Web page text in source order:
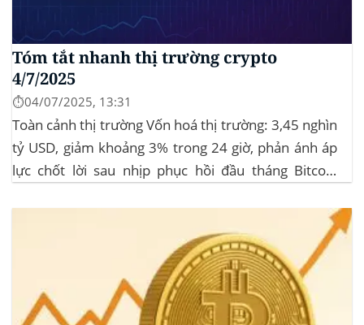
Tóm tắt nhanh thị trường crypto
4/7/2025
⏱️04/07/2025, 13:31
Toàn cảnh thị trường Vốn hoá thị trường: 3,45 nghìn
tỷ USD, giảm khoảng 3% trong 24 giờ, phản ánh áp
lực chốt lời sau nhịp phục hồi đầu tháng‍ Bitcoin